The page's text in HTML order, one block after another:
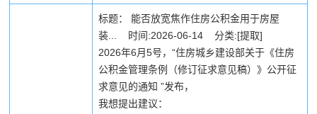
标题： 能否放宽焦作住房公积金用于房屋
装... 时间:2026-06-14 分类:[提取]
2026年6月5号，“住房城乡建设部关于《住房
公积金管理条例（修订征求意见稿）》公开征
求意见的通知 ”发布，
我想提出建议：